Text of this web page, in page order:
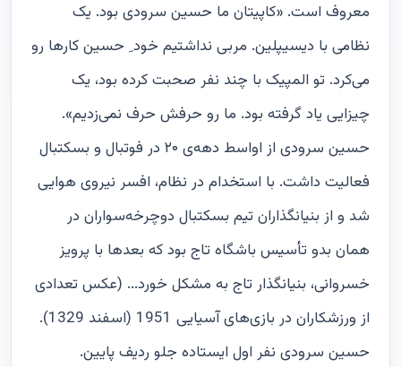
معروف است. «کاپیتان ما حسین سرودی بود. یک
نظامی با دیسیپلین. مربی نداشتیم خود ِ حسین کارها رو
می‌کرد. تو المپیک با چند نفر صحبت کرده بود، یک
چیزایی یاد گرفته بود. ما رو حرفش حرف نمی‌زدیم».
حسین سرودی از اواسط دهه‌ی ۲۰ در فوتبال و بسکتبال
فعالیت داشت. با استخدام در نظام، افسر نیروی هوایی
شد و از بنیانگذاران تیم بسکتبال دوچرخه‌سواران در
همان بدو تأسیس باشگاه تاج بود که بعدها با پرویز
خسروانی، بنیانگذار تاج به مشکل خورد... (عکس تعدادی
از ورزشکاران در بازی‌های آسیایی 1951 (اسفند 1329).
حسین سرودی نفر اول ایستاده جلو ردیف پایین.